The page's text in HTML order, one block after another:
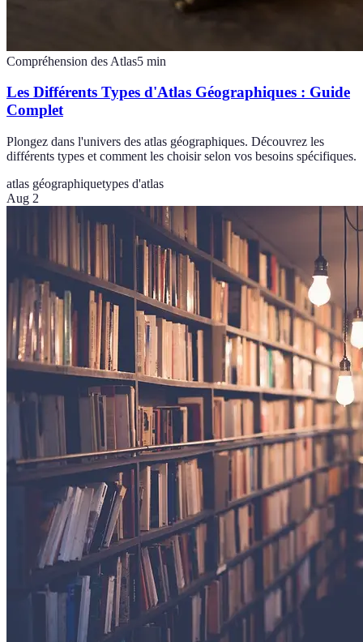
Compréhension des Atlas5 min
Les Différents Types d'Atlas Géographiques : Guide
Complet
Plongez dans l'univers des atlas géographiques. Découvrez les
différents types et comment les choisir selon vos besoins spécifiques.
atlas géographiquetypes d'atlas
Aug 2